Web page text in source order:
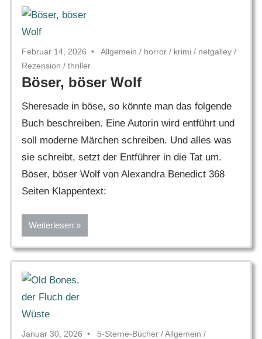
Februar 14, 2026 Allgemein / horror / krimi / netgalley /
Rezension / thriller
Böser, böser Wolf
Sheresade in böse, so könnte man das folgende
Buch beschreiben. Eine Autorin wird entführt und
soll moderne Märchen schreiben. Und alles was
sie schreibt, setzt der Entführer in die Tat um.
Böser, böser Wolf von Alexandra Benedict 368
Seiten Klappentext:
Weiterlesen
Januar 30, 2026 5-Sterne-Bücher /Allgemein /